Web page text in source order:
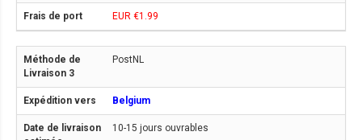
EUR €1.99
PostNL
Belgium
10-15 jours ouvrables